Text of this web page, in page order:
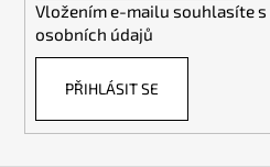
Vložením e-mailu souhlasíte s
osobních údajů
PŘIHLÁSIT SE